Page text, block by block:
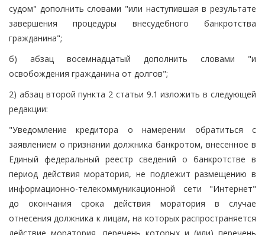
судом" дополнить словами "или наступившая в результате
завершения процедуры внесудебного банкротства
гражданина";
б) абзац восемнадцатый дополнить словами "и
освобождения гражданина от долгов";
2) абзац второй пункта 2 статьи 9.1 изложить в следующей
редакции:
"Уведомление кредитора о намерении обратиться с
заявлением о признании должника банкротом, внесенное в
Единый федеральный реестр сведений о банкротстве в
период действия моратория, не подлежит размещению в
информационно-телекоммуникационной сети "Интернет"
до окончания срока действия моратория в случае
отнесения должника к лицам, на которых распространяется